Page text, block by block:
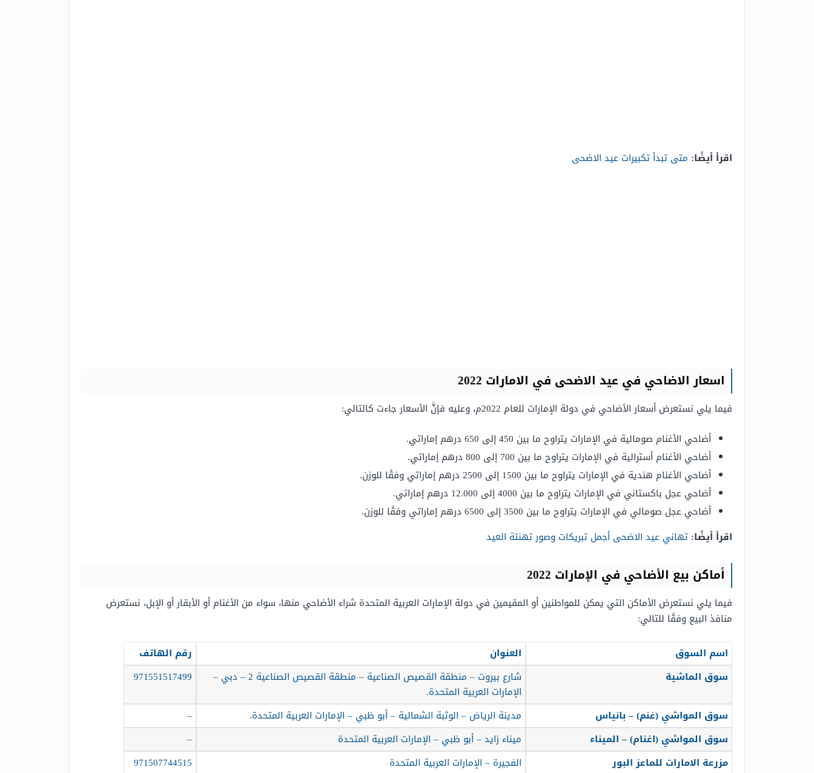
اقرأ أيضًا: متى تبدأ تكبيرات عيد الاضحى
اسعار الاضاحي في عيد الاضحى في الامارات 2022
فيما يلي نستعرض أسعار الأضاحي في دولة الإمارات للعام 2022م، وعليه فإنَّ الأسعار جاءت كالتالي:
أضاحي الأغنام صومالية في الإمارات يتراوح ما بين 450 إلى 650 درهم إماراتي.
أضاحي الأغنام أسترالية في الإمارات يتراوح ما بين 700 إلى 800 درهم إماراتي.
أضاحي الأغنام هندية في الإمارات يتراوح ما بين 1500 إلى 2500 درهم إماراتي وفقًا للوزن.
أضاحي عجل باكستاني في الإمارات يتراوح ما بين 4000 إلى 12.000 درهم إماراتي.
أضاحي عجل صومالي في الإمارات يتراوح ما بين 3500 إلى 6500 درهم إماراتي وفقًا للوزن.
اقرأ أيضًا: تهاني عيد الاضحى أجمل تبريكات وصور تهنئة العيد
أماكن بيع الأضاحي في الإمارات 2022
فيما يلي نستعرض الأماكن التي يمكن للمواطنين أو المقيمين في دولة الإمارات العربية المتحدة شراء الأضاحي منها، سواء من الأغنام أو الأبقار أو الإبل، نستعرض
منافذ البيع وفقًا للتالي:
اسم السوق العنوان
رقم الهاتف
سوق الماشية
شارع بيروت – منطقة القصيص الصناعية – منطقة القصيص الصناعية 2 – دبي –
الإمارات العربية المتحدة.
971551517499
سوق المواشي (غنم) – بانياس مدينة الرياض – الوثبة الشمالية – أبو ظبي – الإمارات العربية المتحدة.
–
سوق المواشي (اغنام) – الميناء
ميناء زايد – أبو ظبي – الإمارات العربية المتحدة
–
مزرعة الامارات للماعز البور
الفجيرة – الإمارات العربية المتحدة
971507744515